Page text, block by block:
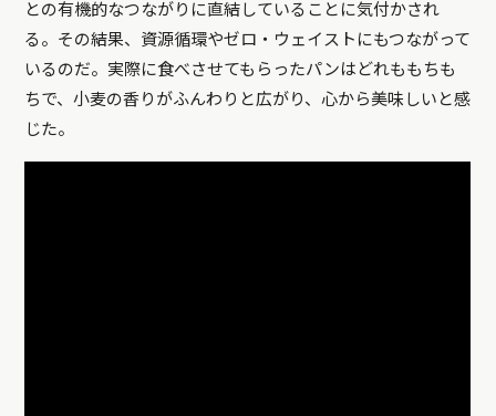
との有機的なつながりに直結していることに気付かされ
る。その結果、資源循環やゼロ・ウェイストにもつながって
いるのだ。実際に食べさせてもらったパンはどれももちも
ちで、小麦の香りがふんわりと広がり、心から美味しいと感
じた。